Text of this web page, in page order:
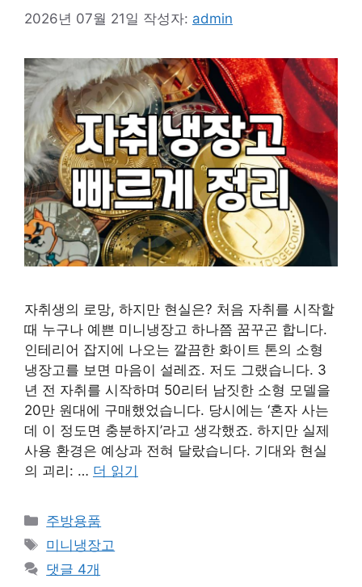
2026년 07월 21일 작성자: admin
자취생의 로망, 하지만 현실은? 처음 자취를 시작할
때 누구나 예쁜 미니냉장고 하나쯤 꿈꾸곤 합니다.
인테리어 잡지에 나오는 깔끔한 화이트 톤의 소형
냉장고를 보면 마음이 설레죠. 저도 그랬습니다. 3
년 전 자취를 시작하며 50리터 남짓한 소형 모델을
20만 원대에 구매했었습니다. 당시에는 ‘혼자 사는
데 이 정도면 충분하지’라고 생각했죠. 하지만 실제
사용 환경은 예상과 전혀 달랐습니다. 기대와 현실
의 괴리: … 더 읽기
카
테
고
리
주방용품
태
그
미니냉장고
댓글 4개